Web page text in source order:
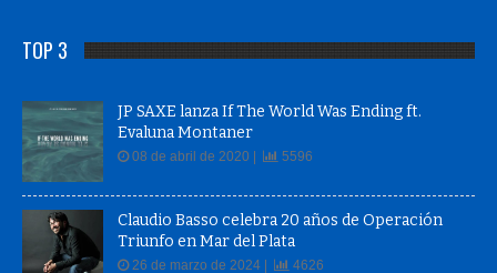
TOP 3
JP SAXE lanza If The World Was Ending ft.
Evaluna Montaner
08 de abril de 2020 | 5596
Claudio Basso celebra 20 años de Operación
Triunfo en Mar del Plata
26 de marzo de 2024 | 4626